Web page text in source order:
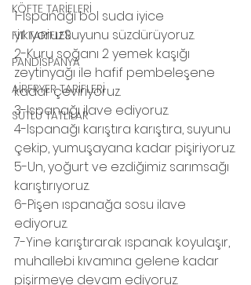
KÖFTE TARİFLERİ
FİT TARİFLER
PANDİSPANYA
AİRFRYER TARİFLERİ
SÜTLÜ TATLILAR
1-Ispanağı bol suda iyice
yıkıyoruz.Suyunu süzdürüyoruz.
2-Kuru soğanı 2 yemek kaşığı
zeytinyağı ile hafif pembeleşene
kadar çeviriyoruz.
3-Ispanağı ilave ediyoruz.
4-Ispanağı karıştıra karıştıra, suyunu
çekip, yumuşayana kadar pişiriyoruz.
5-Un, yoğurt ve ezdiğimiz sarımsağı
karıştırıyoruz.
6-Pişen ıspanağa sosu ilave
ediyoruz.
7-Yine karıştırarak ıspanak koyulaşır,
muhallebi kıvamına gelene kadar
pişirmeye devam ediyoruz.